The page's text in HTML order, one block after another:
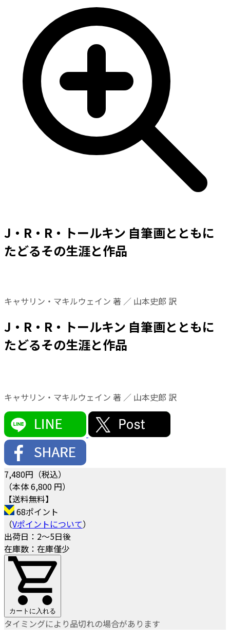
J・R・R・トールキン 自筆画とともに
たどるその生涯と作品
キャサリン・マキルウェイン 著 ／ 山本史郎 訳
J・R・R・トールキン 自筆画とともに
たどるその生涯と作品
キャサリン・マキルウェイン 著 ／ 山本史郎 訳
7,480円（税込）
（本体 6,800 円）
【送料無料】
68ポイント
（Vポイントについて）
出荷日：2～5日後
在庫数：在庫僅少
カートに入れる
タイミングにより品切れの場合があります